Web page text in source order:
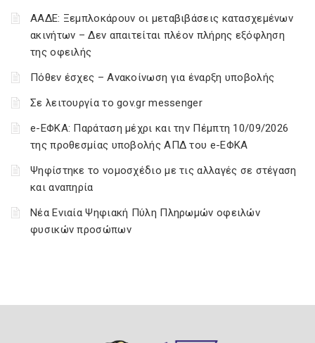
ΑΑΔΕ: Ξεμπλοκάρουν οι μεταβιβάσεις κατασχεμένων
ακινήτων – Δεν απαιτείται πλέον πλήρης εξόφληση
της οφειλής
Πόθεν έσχες – Ανακοίνωση για έναρξη υποβολής
Σε λειτουργία το gov.gr messenger
e-ΕΦΚΑ: Παράταση μέχρι και την Πέμπτη 10/09/2026
της προθεσμίας υποβολής ΑΠΔ του e-ΕΦΚΑ
Ψηφίστηκε το νομοσχέδιο με τις αλλαγές σε στέγαση
και αναπηρία
Νέα Ενιαία Ψηφιακή Πύλη Πληρωμών οφειλών
φυσικών προσώπων